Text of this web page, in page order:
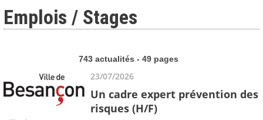
Emplois / Stages
743 actualités - 49 pages
23/07/2026
Un cadre expert prévention des
risques (H/F)